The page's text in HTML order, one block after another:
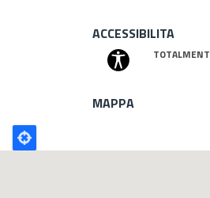
ACCESSIBILITA
MAPPA
Poligono
GEO